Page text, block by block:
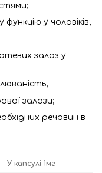
у чоловіків;
залоз у
залози;
речовин в
У капсулі 1мг